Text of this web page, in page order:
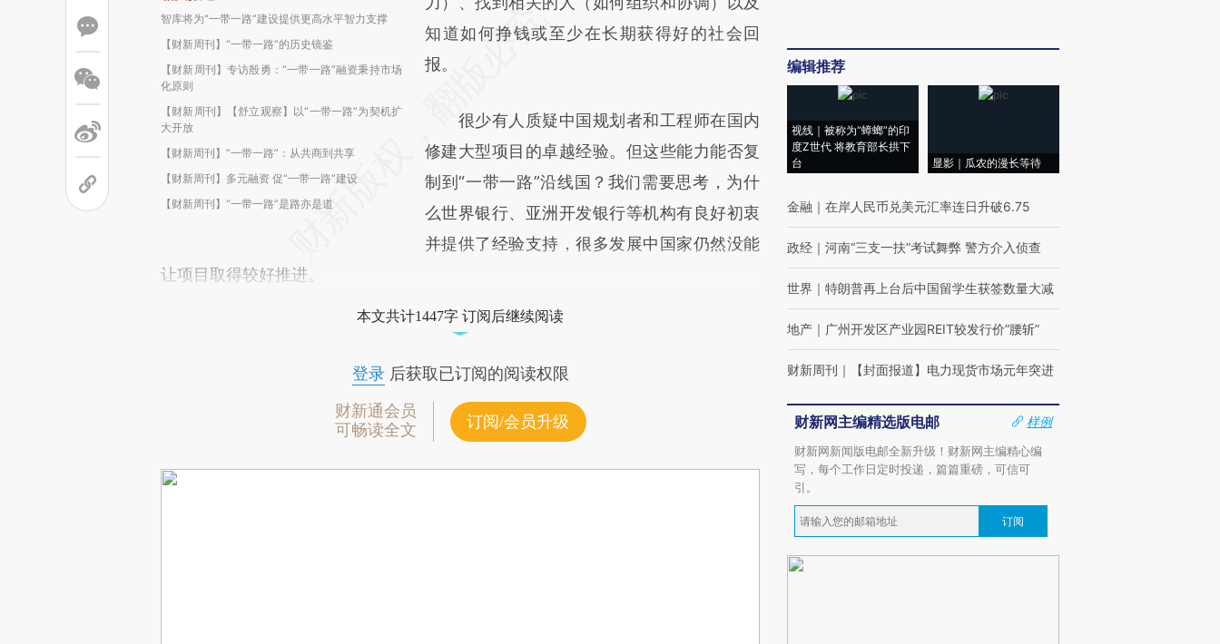
智库将为“一带一路”建设提供更高水平智力支撑
【财新周刊】“一带一路”的历史镜鉴
【财新周刊】专访殷勇：“一带一路”融资秉持市场
化原则
【财新周刊】【舒立观察】以“一带一路”为契机扩
大开放
【财新周刊】“一带一路”：从共商到共享
【财新周刊】多元融资 促“一带一路”建设
【财新周刊】“一带一路”是路亦是道
知道如何挣钱或至少在长期获得好的社会回
报。
很少有人质疑中国规划者和工程师在国内
修建大型项目的卓越经验。但这些能力能否复
制到“一带一路”沿线国？我们需要思考，为什
么世界银行、亚洲开发银行等机构有良好初衷
并提供了经验支持，很多发展中国家仍然没能
让项目取得较好推进。
本文共计1447字 订阅后继续阅读
登录后获取已订阅的阅读权限
财新通会员
可畅读全文
订阅/会员升级
编辑推荐
视线｜被称为“蟑螂”的印
度Z世代 将教育部长拱下
台
显影｜瓜农的漫长等待
金融 ｜ 在岸人民币兑美元汇率连日升破6.75
政经 ｜ 河南“三支一扶”考试舞弊 警方介入侦查
世界 ｜ 特朗普再上台后中国留学生获签数量大减
地产 ｜ 广州开发区产业园REIT较发行价“腰斩”
财新周刊 ｜ 【封面报道】电力现货市场元年突进
财新网主编精选版电邮
样例
财新网新闻版电邮全新升级！财新网主编精心编
写，每个工作日定时投递，篇篇重磅，可信可
引。
订阅